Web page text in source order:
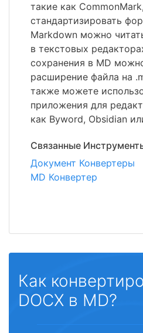
такие как
стандартизировать
Markdown можно
в текстовых
сохранения в MD
расширение файла на
также можете
приложения для
как Byword, Obsidian
Связанные
Документ Конвертеры
MD Конвертер
Как
DOCX в MD?